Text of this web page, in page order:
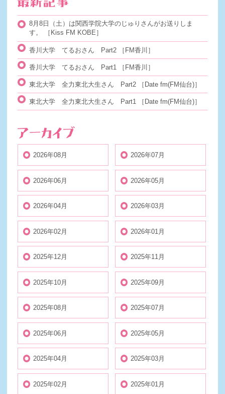
8月8日（土）は関西学院大学のじゅりさんがお送りしま
す。
［Kiss FM KOBE］
香川大学 てるおさん Part2 ［FM香川］
香川大学 てるおさん Part1 ［FM香川］
東北大学 全力東北大生さん Part2 ［Date fm(FM仙台)］
東北大学 全力東北大生さん Part1 ［Date fm(FM仙台)］
2026年08月 2026年07月
2026年06月 2026年05月
2026年04月 2026年03月
2026年02月 2026年01月
2025年12月 2025年11月
2025年10月 2025年09月
2025年08月 2025年07月
2025年06月 2025年05月
2025年04月 2025年03月
2025年02月 2025年01月